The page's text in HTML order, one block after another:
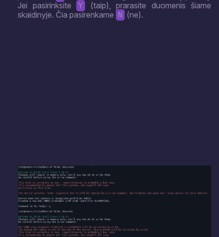
Jei pasirinksite
Y
(taip), prarasite duomenis šiame
skaidinyje. Čia pasirenkame N (ne).